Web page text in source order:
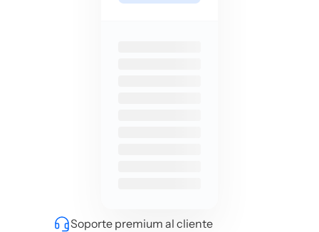
Soporte premium al cliente